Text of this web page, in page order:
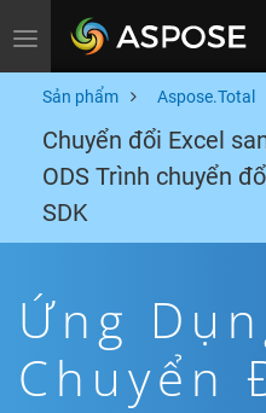
Toggle navigation
Sản phẩm Aspose.Total
Chuyển đổi Excel
ODS Trình chuyển
SDK
Ứng
Chuyển